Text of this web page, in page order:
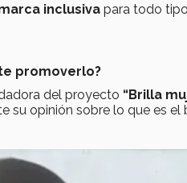
inclusiva para todo
promoverlo?
del proyecto “Brilla
su opinión sobre lo que es el